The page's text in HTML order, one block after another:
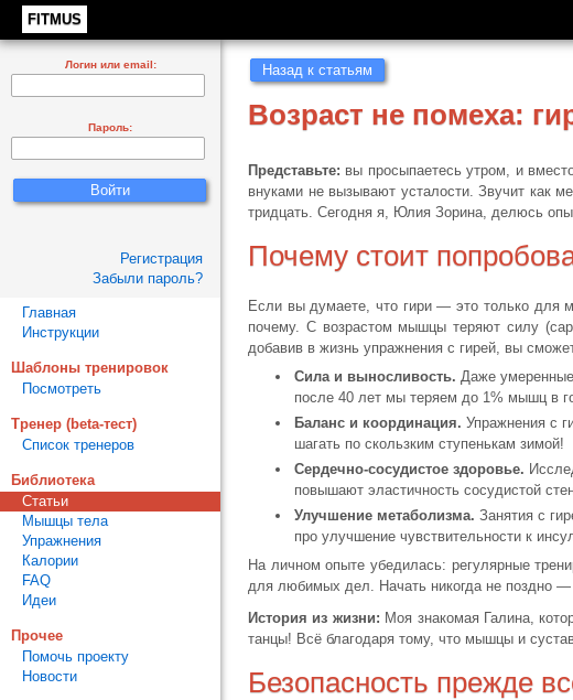
FITMUS
Назад к статьям
Возраст не помеха:
Представьте: вы просыпаетесь утром, и
внуками не вызывают усталости. Звучит как
тридцать. Сегодня я, Юлия Зорина, делюсь
Почему стоит
Если вы думаете, что гири — это только для
почему. С возрастом мышцы теряют силу
добавив в жизнь упражнения с гирей, вы
Сила и выносливость. Даже
после 40 лет мы теряем до 1% мышц в
Баланс и координация. Упражнения с
шагать по скользким ступенькам зимой!
Сердечно-сосудистое здоровье.
повышают эластичность сосудистой
Улучшение метаболизма. Занятия с
про улучшение чувствительности к
На личном опыте убедилась: регулярные
для любимых дел. Начать никогда не поздно
История из жизни: Моя знакомая Галина,
танцы! Всё благодаря тому, что мышцы и
Безопасность прежде
Логин или email:
Пароль:
Регистрация
Забыли пароль?
Главная
Инструкции
Шаблоны тренировок
Посмотреть
Тренер (beta-тест)
Список тренеров
Библиотека
Статьи
Мышцы тела
Упражнения
Калории
FAQ
Идеи
Прочее
Помочь проекту
Новости